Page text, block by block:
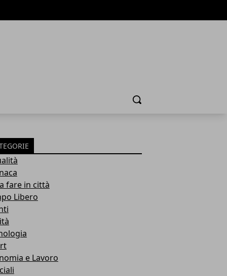
Cerca
fare in città
Libero
e Lavoro